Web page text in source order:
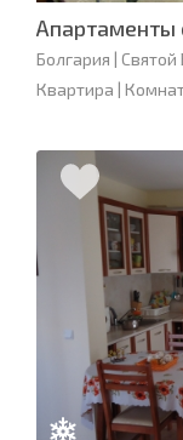
Апартаменты
Болгария | Святой
Квартира |